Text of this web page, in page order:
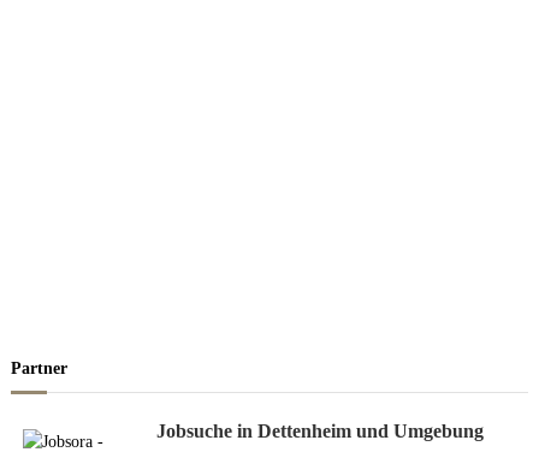
Partner
Jobsuche in Dettenheim und Umgebung